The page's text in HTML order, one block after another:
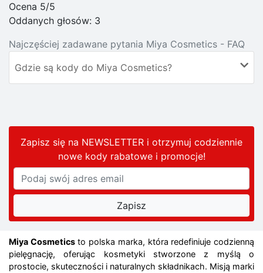
Ocena 5/5
Oddanych głosów: 3
Najczęściej zadawane pytania Miya Cosmetics - FAQ
Gdzie są kody do Miya Cosmetics?
Zapisz się na NEWSLETTER i otrzymuj codziennie
nowe kody rabatowei promocje!
Miya Cosmeticsto polska marka, która redefiniuje codzienną
pielęgnację, oferując kosmetyki stworzone z myślą o
prostocie, skuteczności i naturalnych składnikach. Misją marki